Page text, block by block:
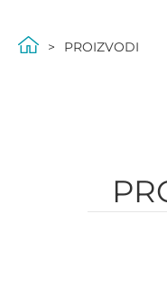
PROIZVODI